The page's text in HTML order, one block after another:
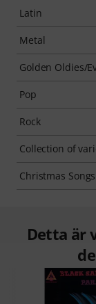
Latin
Metal
Golden Oldies/
Pop
Rock
Collection of
Christmas Songs
Detta är